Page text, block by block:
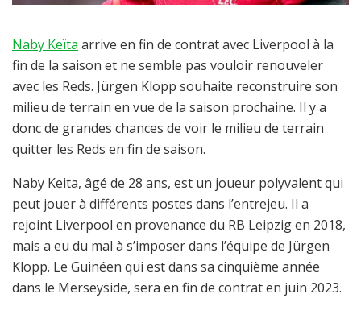
Naby Keïta arrive en fin de contrat avec Liverpool à la
fin de la saison et ne semble pas vouloir renouveler
avec les Reds. Jürgen Klopp souhaite reconstruire son
milieu de terrain en vue de la saison prochaine. Il y a
donc de grandes chances de voir le milieu de terrain
quitter les Reds en fin de saison.
Naby Keita, âgé de 28 ans, est un joueur polyvalent qui
peut jouer à différents postes dans l’entrejeu. Il a
rejoint Liverpool en provenance du RB Leipzig en 2018,
mais a eu du mal à s’imposer dans l’équipe de Jürgen
Klopp. Le Guinéen qui est dans sa cinquième année
dans le Merseyside, sera en fin de contrat en juin 2023.